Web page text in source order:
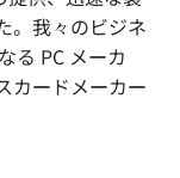
。我々のビジネ
る PC メーカ
カードメーカー